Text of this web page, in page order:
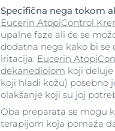
Specifična nega tokom
Eucerin AtopiControl
upalne faze ali će se
dodatna nega kako bi se
iritacija. Eucerin
dekanediolom koji
koji hladi kožu) posebno
olakšanje koji su joj
Oba preparata se mogu
terapijom koja pomaža